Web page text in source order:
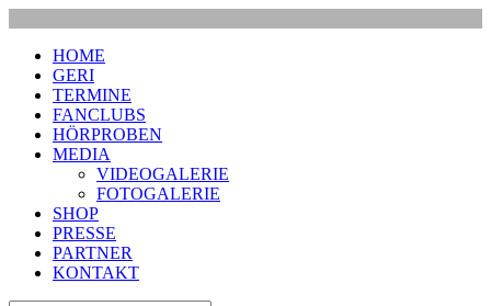
HOME
GERI
TERMINE
FANCLUBS
HÖRPROBEN
MEDIA
VIDEOGALERIE
FOTOGALERIE
SHOP
PRESSE
PARTNER
KONTAKT